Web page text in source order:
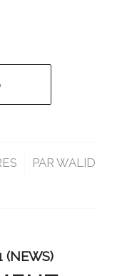
PAR WALID
(NEWS)